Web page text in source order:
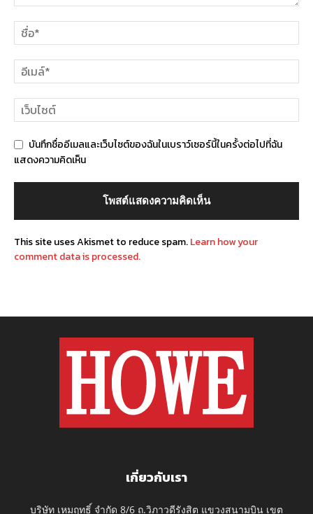
บันทึกชื่ออีเมลและเว็บไซต์ของฉันในเบราว์เซอร์นี้ในครั้งต่อไปที่ฉัน
แสดงความคิดเห็น
This site uses Akismet to reduce spam.Learn how your
comment data is processed.
เกี่ยวกับเรา
บริษัท เหมฤทธิ์ จำกัด 8/6 ถ.วิภาวดีรังสิต แขวงสนามบิน เขต